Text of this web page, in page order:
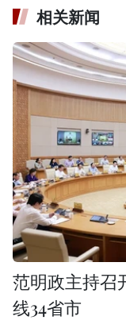
相关新闻
范明政主持召
线34省市